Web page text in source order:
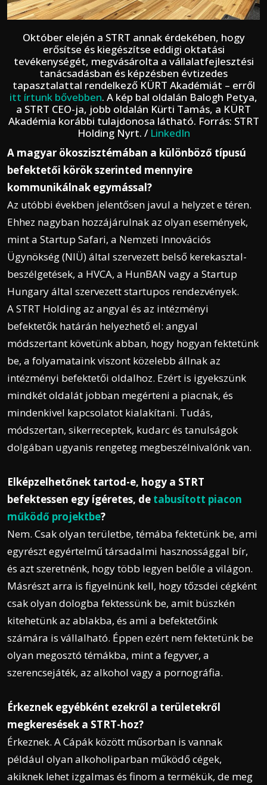
Október elején a STRT annak érdekében, hogy
erősítse és kiegészítse eddigi oktatási
tevékenységét, megvásárolta a vállalatfejlesztési
tanácsadásban és képzésben évtizedes
tapasztalattal rendelkező KÜRT Akadémiát – erről
itt írtunk bővebben. A kép bal oldalán Balogh Petya,
a STRT CEO-ja, jobb oldalán Kürti Tamás, a KÜRT
Akadémia korábbi tulajdonosa látható. Forrás: STRT
Holding Nyrt. / LinkedIn
A magyar ökoszisztémában a különböző típusú
befektetői körök szerinted mennyire
kommunikálnak egymással?
Az utóbbi években jelentősen javul a helyzet e téren.
Ehhez nagyban hozzájárulnak az olyan események,
mint a Startup Safari, a Nemzeti Innovációs
Ügynökség (NIÜ) által szervezett belső kerekasztal-
beszélgetések, a HVCA, a HunBAN vagy a Startup
Hungary által szervezett startupos rendezvények.
A STRT Holding az angyal és az intézményi
befektetők határán helyezhető el: angyal
módszertant követünk abban, hogy hogyan fektetünk
be, a folyamataink viszont közelebb állnak az
intézményi befektetői oldalhoz. Ezért is igyekszünk
mindkét oldalát jobban megérteni a piacnak, és
mindenkivel kapcsolatot kialakítani. Tudás,
módszertan, sikerreceptek, kudarc és tanulságok
dolgában ugyanis rengeteg megbeszélnivalónk van.
Elképzelhetőnek tartod-e, hogy a STRT
befektessen egy ígéretes, de tabusított piacon
működő projektbe?
Nem. Csak olyan területbe, témába fektetünk be, ami
egyrészt egyértelmű társadalmi hasznossággal bír,
és azt szeretnénk, hogy több legyen belőle a világon.
Másrészt arra is figyelnünk kell, hogy tőzsdei cégként
csak olyan dologba fektessünk be, amit büszkén
kitehetünk az ablakba, és ami a befektetőink
számára is vállalható. Éppen ezért nem fektetünk be
olyan megosztó témákba, mint a fegyver, a
szerencsejáték, az alkohol vagy a pornográfia.
Érkeznek egyébként ezekről a területekről
megkeresések a STRT-hoz?
Érkeznek. A Cápák között műsorban is vannak
például olyan alkoholiparban működő cégek,
akiknek lehet izgalmas és finom a termékük, de meg